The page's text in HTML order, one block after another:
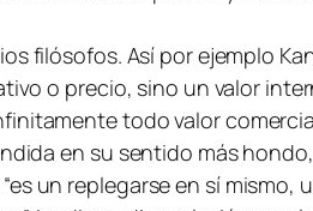
filósofos. Así por ejemplo
o precio, sino un valor
todo valor
en su sentido más
un replegarse en sí